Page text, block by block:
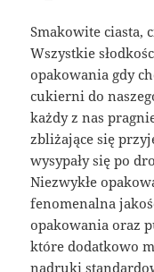
Smakowite ciasta,
Wszystkie
opakowania gdy
cukierni do
każdy z nas
zbliżające się
wysypały się po
Niezwykłe
fenomenalna
opakowania oraz
które dodatkowo
nadruki